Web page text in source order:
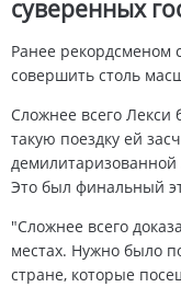
суверенных
Ранее рекордсменом
совершить столь
Сложнее всего
такую поездку ей
Это был финальный
"Сложнее всего
местах. Нужно было
стране, которые